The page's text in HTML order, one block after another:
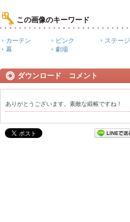
この画像のキーワード
カーテン ピンク ステージ
幕
劇場
ダウンロード コメント
ありがとうございます。素敵な緞帳ですね！